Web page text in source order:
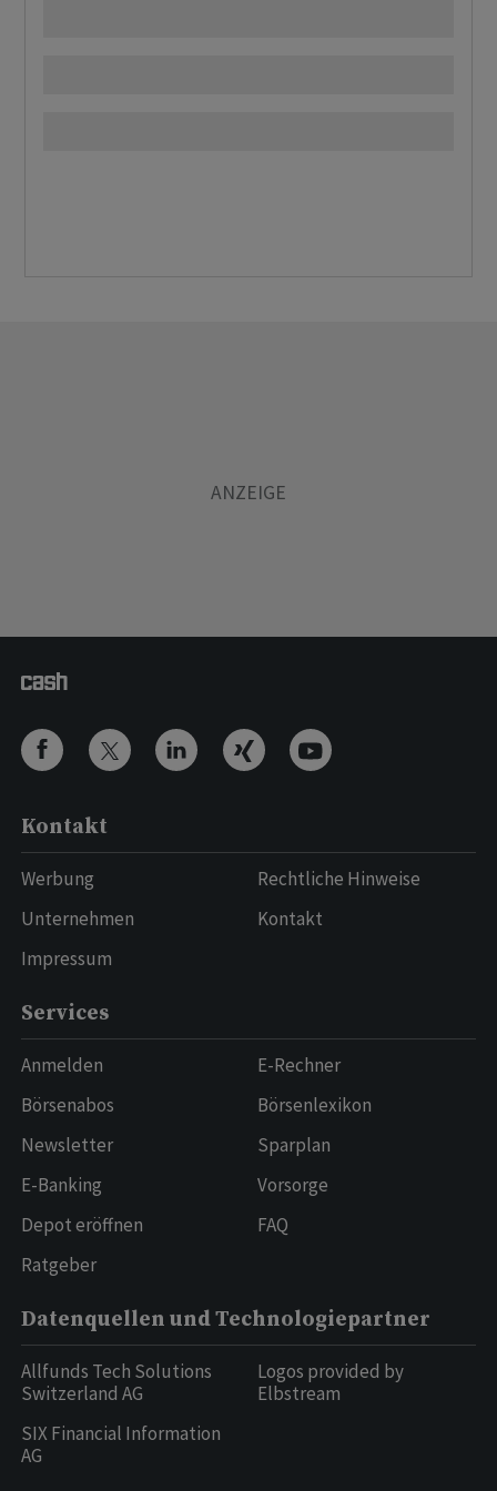
Kontakt
Werbung
Unternehmen
Impressum
Rechtliche Hinweise
Kontakt
Services
Anmelden
Börsenabos
Newsletter
E-Banking
Depot eröffnen
Ratgeber
E-Rechner
Börsenlexikon
Sparplan
Vorsorge
FAQ
Datenquellen und Technologiepartner
Allfunds Tech Solutions
Switzerland AG
SIX Financial Information
AG
Logos provided by
Elbstream